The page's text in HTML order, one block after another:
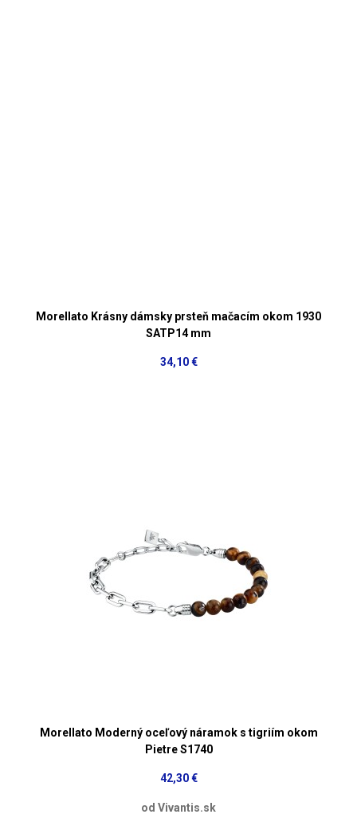
Morellato Krásny dámsky prsteň mačacím okom 1930
SATP14 mm
34,10 €
Morellato Moderný oceľový náramok s tigriím okom
Pietre S1740
42,30 €
od Vivantis.sk